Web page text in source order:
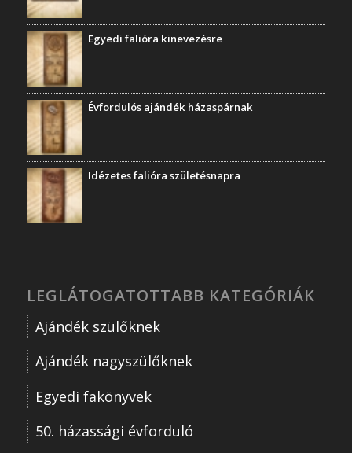
Egyedi falióra kinevezésre
Évfordulós ajándék házaspárnak
Idézetes falióra születésnapra
LEGLÁTOGATOTTABB KATEGÓRIÁK
Ajándék szülőknek
Ajándék nagyszülőknek
Egyedi fakönyvek
50. házassági évforduló